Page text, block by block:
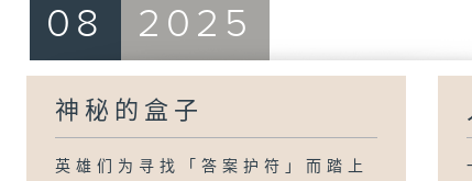
08 2025
神秘的盒子
英雄们为寻找「答案护符」而踏上